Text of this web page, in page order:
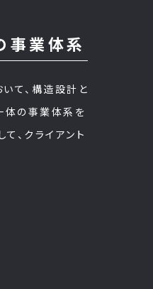
事業体系
て、構造設計と
体の事業体系を
、クライアント